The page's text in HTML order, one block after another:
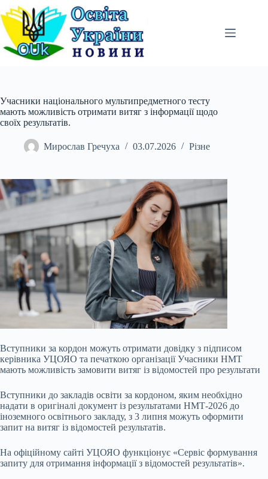
Перейти
до
вмісту
Учасники національного мультипредметного тесту
мають можливість отримати витяг з інформації щодо
своїх результатів.
Мирослав Гречуха 03.07.2026 Різне
Вступники за кордон можуть отримати довідку з підписом
керівника УЦОЯО та печаткою організації Учасники НМТ
мають можливість замовити витяг із відомостей про результати
Вступники до закладів освіти за кордоном, яким необхідно
надати в оригіналі документ із результатами НМТ-2026 до
іноземного освітнього закладу, з 3 липня можуть оформити
запит на витяг із відомостей результатів.
На офіційному сайті УЦОЯО функціонує «Сервіс формування
запиту для отримання інформації з відомостей результатів».